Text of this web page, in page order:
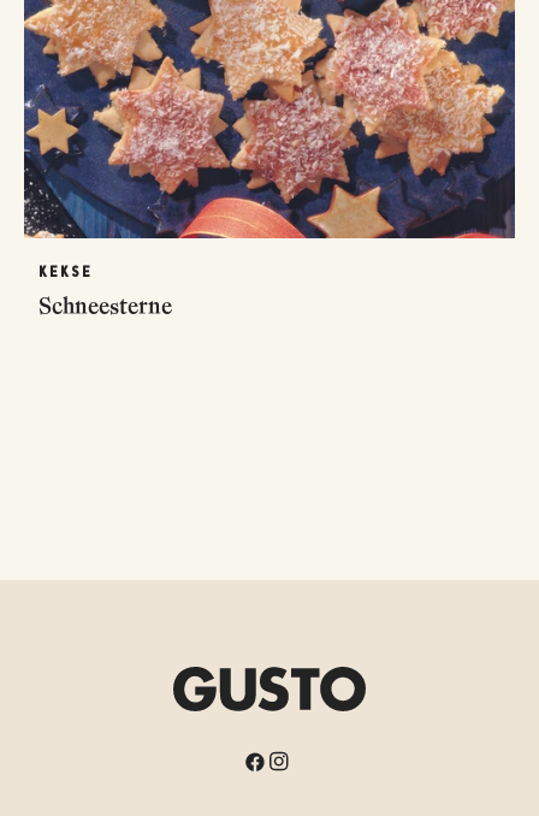
KEKSE
Schneesterne